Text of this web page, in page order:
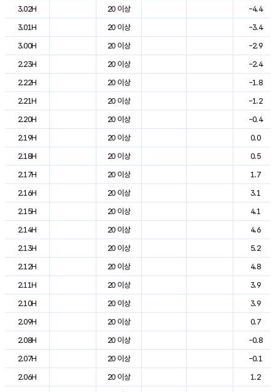
3.02H
20 이상
-4.4
3.01H
20 이상
-3.4
3.00H
20 이상
-2.9
2.23H
20 이상
-2.4
2.22H
20 이상
-1.8
2.21H
20 이상
-1.2
2.20H
20 이상
-0.4
2.19H
20 이상
0.0
2.18H
20 이상
0.5
2.17H
20 이상
1.7
2.16H
20 이상
3.1
2.15H
20 이상
4.1
2.14H
20 이상
4.6
2.13H
20 이상
5.2
2.12H
20 이상
4.8
2.11H
20 이상
3.9
2.10H
20 이상
3.9
2.09H
20 이상
0.7
2.08H
20 이상
-0.8
2.07H
20 이상
-0.1
2.06H
20 이상
1.2